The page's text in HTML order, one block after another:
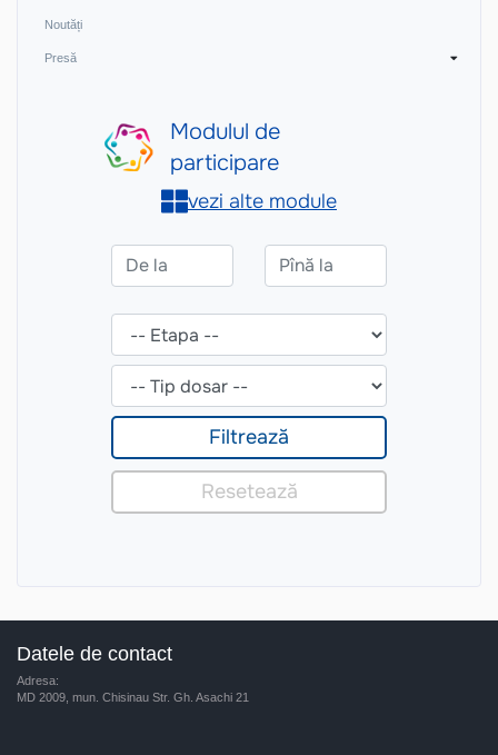
Noutăți
Presă
Datele de contact
Adresa:
MD 2009, mun. Chisinau Str. Gh. Asachi 21